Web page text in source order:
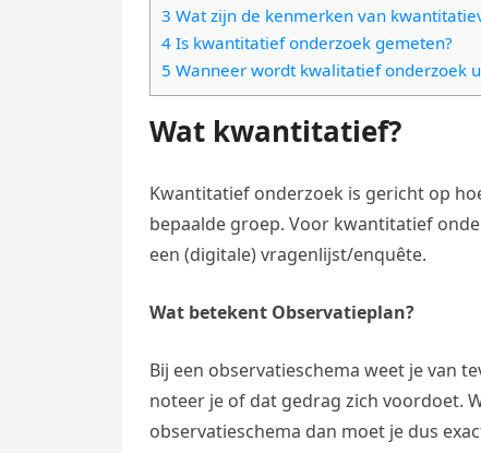
3 Wat zijn de kenmerken van
4 Is kwantitatief onderzoek gemeten?
5 Wanneer wordt kwalitatief onderzoek
Wat kwantitatief?
Kwantitatief onderzoek is gericht op
bepaalde groep. Voor kwantitatief
een (digitale) vragenlijst/enquête.
Wat betekent Observatieplan?
Bij een observatieschema weet je van
noteer je of dat gedrag zich voordoet.
observatieschema dan moet je dus